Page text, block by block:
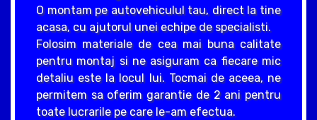
O montam pe autovehiculul tau, direct la tine
acasa, cu ajutorul unei echipe de specialisti.
Folosim materiale de cea mai buna calitate
pentru montaj si ne asiguram ca fiecare mic
detaliu este la locul lui. Tocmai de aceea, ne
permitem sa oferim garantie de 2 ani pentru
toate lucrarile pe care le-am efectua.